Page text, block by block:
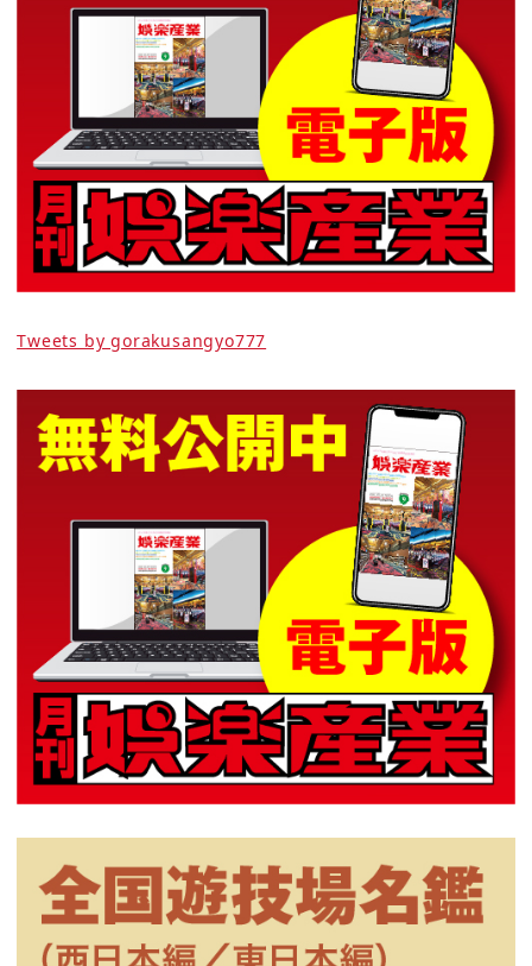
Tweets by gorakusangyo777